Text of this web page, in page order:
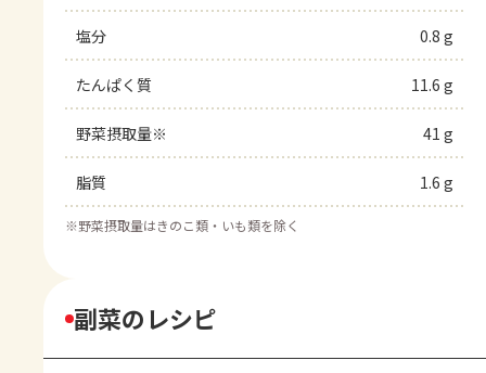
塩分 0.8 g
たんぱく質 11.6 g
野菜摂取量※ 41 g
脂質 1.6 g
※野菜摂取量はきのこ類・いも類を除く
副菜のレシピ